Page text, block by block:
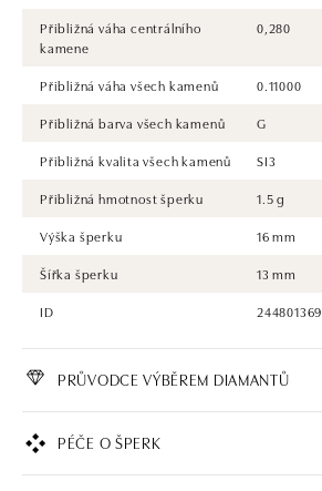
Přibližná váha centrálního
kamene
0,280
Přibližná váha všech kamenů
0.11000
Přibližná barva všech kamenů
G
Přibližná kvalita všech kamenů
SI3
Přibližná hmotnost šperku
1.5 g
Výška šperku
16 mm
Šířka šperku
13 mm
ID
PRŮVODCE VÝBĚREM DIAMANTŮ
PÉČE O ŠPERK